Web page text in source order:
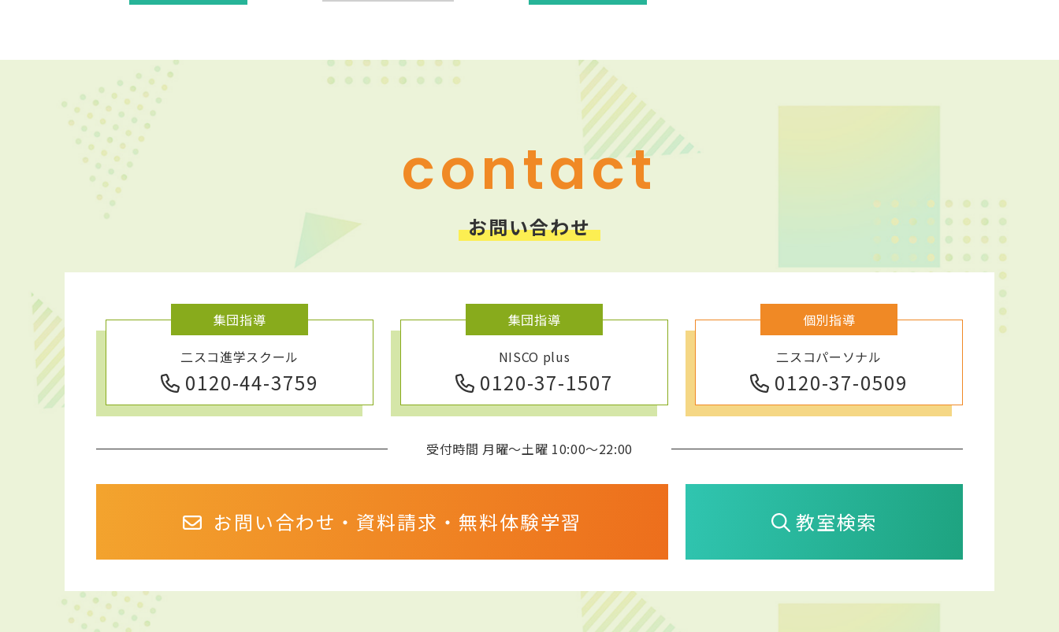
contact
お問い合わせ
集団指導
二スコ進学スクール
0120-44-3759
集団指導
NISCO plus
0120-37-1507
個別指導
二スコパーソナル
0120-37-0509
受付時間 月曜～土曜 10:00～22:00
お問い合わせ・資料請求・ 無料体験学習 教室検索